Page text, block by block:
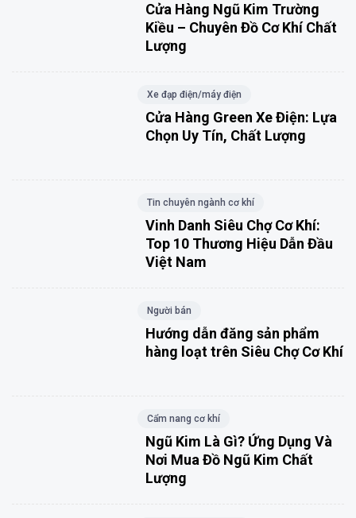
Cửa Hàng Ngũ Kim Trường
Kiều – Chuyên Đồ Cơ Khí Chất
Lượng
Xe đạp điện/máy điện
Cửa Hàng Green Xe Điện: Lựa
Chọn Uy Tín, Chất Lượng
Tin chuyên ngành cơ khí
Vinh Danh Siêu Chợ Cơ Khí:
Top 10 Thương Hiệu Dẫn Đầu
Việt Nam
Người bán
Hướng dẫn đăng sản phẩm
hàng loạt trên Siêu Chợ Cơ Khí
Cẩm nang cơ khí
Ngũ Kim Là Gì? Ứng Dụng Và
Nơi Mua Đồ Ngũ Kim Chất
Lượng